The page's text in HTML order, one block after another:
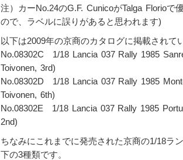
注）カーNo.24のG.F. CunicoがTalga Florioで
ので、ラベルに誤りがあると思われます)
以下は2009年の京商のカタログに掲載されて
No.08302C 1/18 Lancia 037 Rally 1985
Toivonen, 3rd)
No.08302D 1/18 Lancia 037 Rally 1985
Toivonen, 6th)
No.08302E 1/18 Lancia 037 Rally 1985
2nd)
ちなみにこれまでに発売された京商の1/18ラ
下の3種類です。